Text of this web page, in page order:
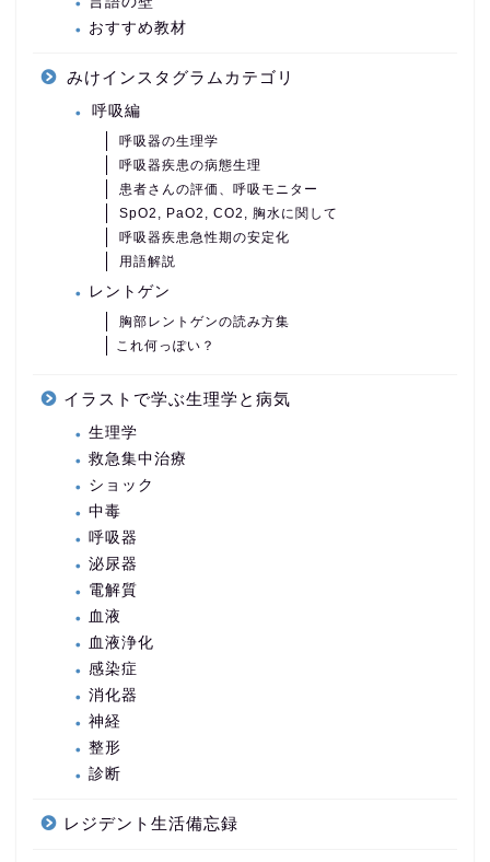
おすすめ教材
みけインスタグラムカテゴリ
呼吸編
呼吸器の生理学
呼吸器疾患の病態生理
患者さんの評価、呼吸モニター
SpO2, PaO2, CO2, 胸水に関して
呼吸器疾患急性期の安定化
用語解説
レントゲン
胸部レントゲンの読み方集
これ何っぽい？
イラストで学ぶ生理学と病気
生理学
救急集中治療
ショック
中毒
呼吸器
泌尿器
電解質
血液
血液浄化
感染症
消化器
神経
整形
診断
レジデント生活備忘録